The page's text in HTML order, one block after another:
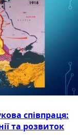
співпраця:
та розвиток